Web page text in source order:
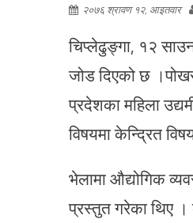
२०७६ श्रावण १२, आइतवार
चिप्लेढुङ्गा, १२
जोड दिएको छ
प्रदेशका महिला
विषयमा केन्द्रित
भेलामा औद्योगिक
प्रस्तुत गरेका थिए ।